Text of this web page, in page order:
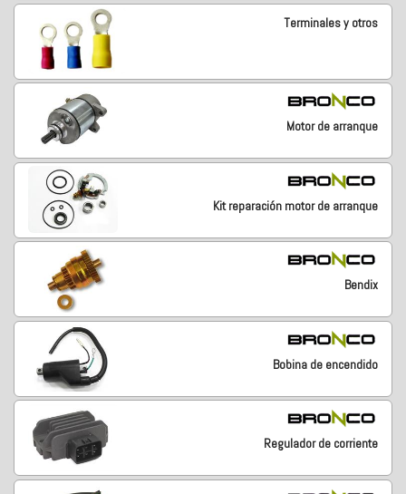
Terminales y otros
Motor de arranque
Kit reparación motor de arranque
Bendix
Bobina de encendido
Regulador de corriente